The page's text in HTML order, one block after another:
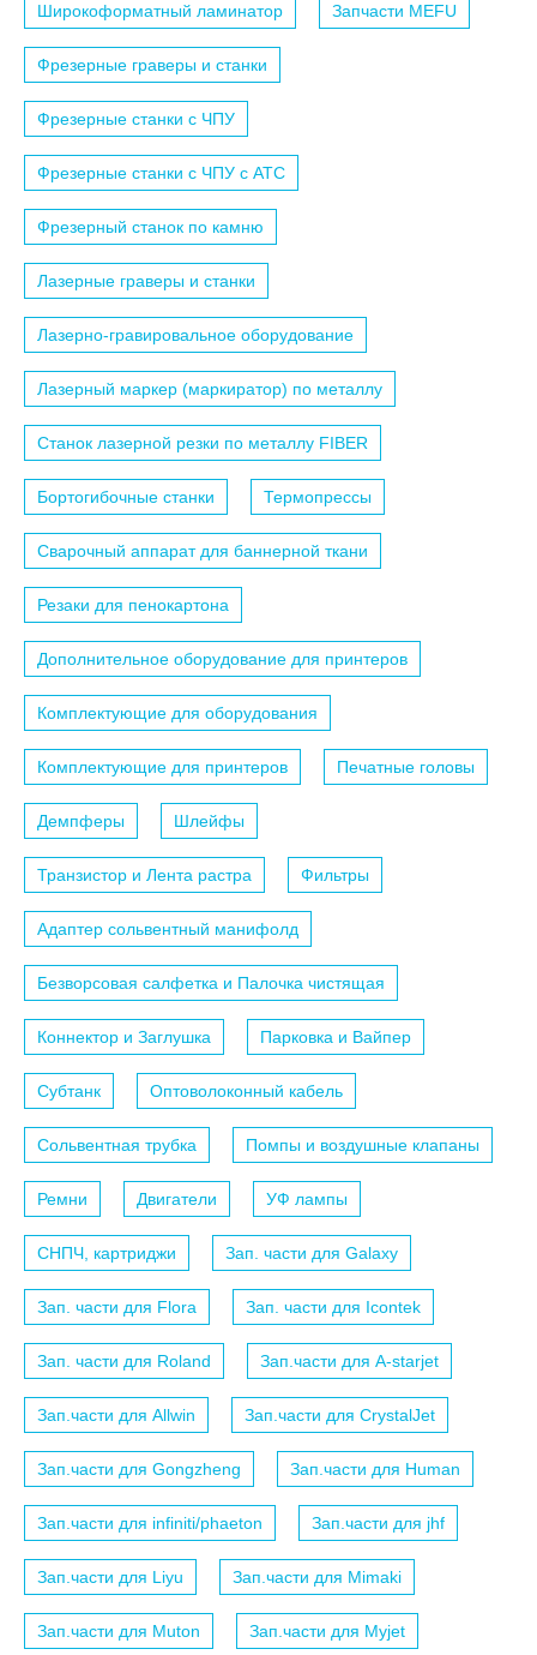
Широкоформатный ламинатор Запчасти MEFU
Фрезерные граверы и станки
Фрезерные станки с ЧПУ
Фрезерные станки с ЧПУ c АТС
Фрезерный станок по камню
Лазерные граверы и станки
Лазерно-гравировальное оборудование
Лазерный маркер (маркиратор) по металлу
Станок лазерной резки по металлу FIBER
Бортогибочные станки Термопрессы
Сварочный аппарат для баннерной ткани
Резаки для пенокартона
Дополнительное оборудование для принтеров
Комплектующие для оборудования
Комплектующие для принтеров Печатные головы
Демпферы Шлейфы
Транзистор и Лента растра Фильтры
Адаптер сольвентный манифолд
Безворсовая салфетка и Палочка чистящая
Коннектор и Заглушка Парковка и Вайпер
Субтанк Оптоволоконный кабель
Сольвентная трубка Помпы и воздушные клапаны
Ремни Двигатели УФ лампы
СНПЧ, картриджи Зап. части для Galaxy
Зап. части для Flora Зап. части для Icontek
Зап. части для Roland Зап.части для A-starjet
Зап.части для Allwin Зап.части для CrystalJet
Зап.части для Gongzheng Зап.части для Human
Зап.части для infiniti/phaeton Зап.части для jhf
Зап.части для Liyu Зап.части для Mimaki
Зап.части для Muton Зап.части для Myjet